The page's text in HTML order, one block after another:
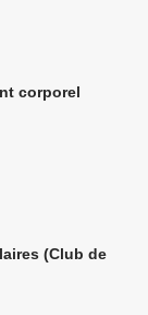
corporel
(Club de